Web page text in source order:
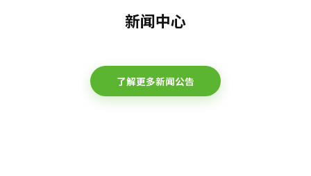
新闻中心
了解更多新闻公告